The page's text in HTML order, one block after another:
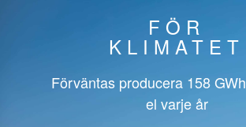
FÖR
KLIMATET
Förväntas producera 158 GWh
el varje år